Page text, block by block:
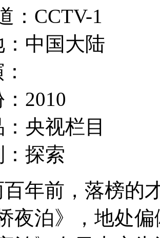
：CCTV-1
中国大陆
2010
央视栏目
探索
年前，落榜的
夜泊》，地处